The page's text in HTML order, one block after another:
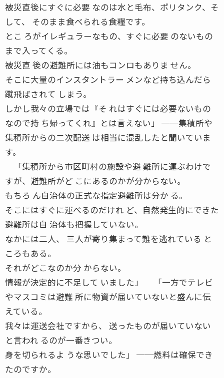
被災直後にすぐに必要 なのは水と毛布、ポリタンク、そ
して、 そのまま食べられる食糧です。
とこ ろがイレギュラーなもの、すぐに必要 のないもの
まで入ってくる。
被災直 後の避難所には油もコンロもありま せん。
そこに大量のインスタントラー メンなど持ち込んだら
蹴飛ばされて しまう。
しかし我々の立場では『そ れはすぐには必要ないもの
なので持 ち帰ってくれ』とは言えない」 ──集積所や
集積所からの二次配送 は相当に混乱したと聞いていま
す。
「集積所から市区町村の施設や避 難所に運ぶわけで
すが、避難所がど こにあるのかが分からない。
もちろ ん自治体の正式な指定避難所は分か る。
そこにはすぐに運べるのだけれ ど、自然発生的にできた
避難所は自 治体も把握していない。
なかには二人、 三人が寄り集まって難を逃れている と
ころもある。
それがどこなのか分 からない。
情報が決定的に不足して いました」 「一方でテレビ
やマスコミは避難 所に物資が届いていないと盛んに伝
えている。
我々は運送会社ですから、 送ったものが届いていない
と言われ るのが一番きつい。
身を切られるよ うな思いでした」 ──燃料は確保でき
たのですか。